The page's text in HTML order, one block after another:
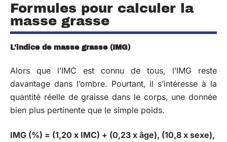
Formules pour calculer la
masse grasse
L’indice de masse grasse (IMG)
Alors que l’IMC est connu de tous, l’IMG reste
davantage dans l’ombre. Pourtant, il s’intéresse à la
quantité réelle de graisse dans le corps, une donnée
bien plus pertinente que le simple poids.
IMG (%) = (1,20 x IMC) + (0,23 x âge), (10,8 x sexe),